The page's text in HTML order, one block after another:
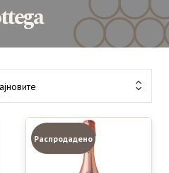
Распродадено